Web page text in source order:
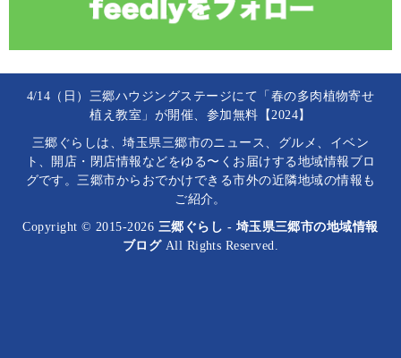
4/14（日）三郷ハウジングステージにて「春の多肉植物寄せ
植え教室」が開催、参加無料【2024】
三郷ぐらしは、埼玉県三郷市のニュース、グルメ、イベン
ト、開店・閉店情報などをゆる〜くお届けする地域情報ブロ
グです。三郷市からおでかけできる市外の近隣地域の情報も
ご紹介。
Copyright © 2015-2026 三郷ぐらし - 埼玉県三郷市の地域情報
ブログAll Rights Reserved.